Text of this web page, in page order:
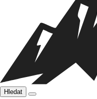
Hledat